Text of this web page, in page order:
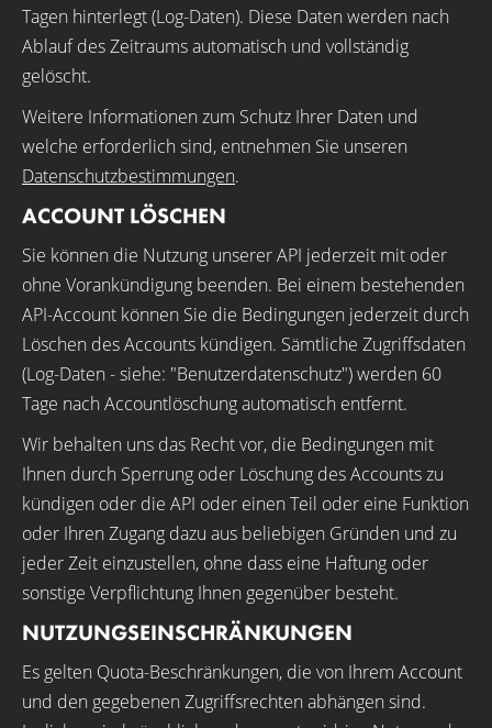
Tagen hinterlegt (Log-Daten). Diese Daten werden nach
Ablauf des Zeitraums automatisch und vollständig
gelöscht.
Weitere Informationen zum Schutz Ihrer Daten und
welche erforderlich sind, entnehmen Sie unseren
Datenschutzbestimmungen.
ACCOUNT LÖSCHEN
Sie können die Nutzung unserer API jederzeit mit oder
ohne Vorankündigung beenden. Bei einem bestehenden
API-Account können Sie die Bedingungen jederzeit durch
Löschen des Accounts kündigen. Sämtliche Zugriffsdaten
(Log-Daten - siehe: "Benutzerdatenschutz") werden 60
Tage nach Accountlöschung automatisch entfernt.
Wir behalten uns das Recht vor, die Bedingungen mit
Ihnen durch Sperrung oder Löschung des Accounts zu
kündigen oder die API oder einen Teil oder eine Funktion
oder Ihren Zugang dazu aus beliebigen Gründen und zu
jeder Zeit einzustellen, ohne dass eine Haftung oder
sonstige Verpflichtung Ihnen gegenüber besteht.
NUTZUNGSEINSCHRÄNKUNGEN
Es gelten Quota-Beschränkungen, die von Ihrem Account
und den gegebenen Zugriffsrechten abhängen sind.